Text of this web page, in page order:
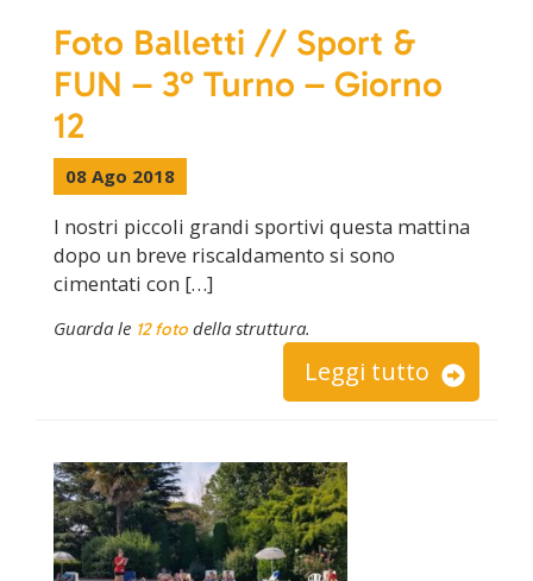
Foto Balletti // Sport &
FUN – 3° Turno – Giorno
12
08 Ago 2018
I nostri piccoli grandi sportivi questa mattina
dopo un breve riscaldamento si sono
cimentati con […]
Guarda le 12 foto della struttura.
Leggi tutto